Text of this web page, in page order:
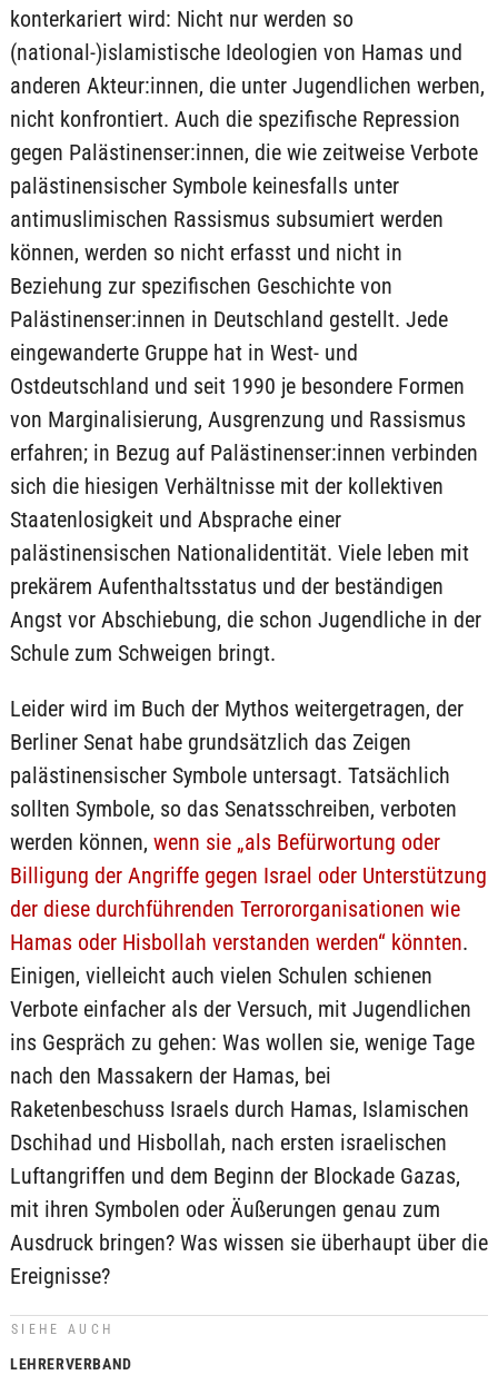
konterkariert wird: Nicht nur werden so
(national-)islamistische Ideologien von Hamas und
anderen Akteur:innen, die unter Jugendlichen werben,
nicht konfrontiert. Auch die spezifische Repression
gegen Palästinenser:innen, die wie zeitweise Verbote
palästinensischer Symbole keinesfalls unter
antimuslimischen Rassismus subsumiert werden
können, werden so nicht erfasst und nicht in
Beziehung zur spezifischen Geschichte von
Palästinenser:innen in Deutschland gestellt. Jede
eingewanderte Gruppe hat in West- und
Ostdeutschland und seit 1990 je besondere Formen
von Marginalisierung, Ausgrenzung und Rassismus
erfahren; in Bezug auf Palästinenser:innen verbinden
sich die hiesigen Verhältnisse mit der kollektiven
Staatenlosigkeit und Absprache einer
palästinensischen Nationalidentität. Viele leben mit
prekärem Aufenthaltsstatus und der beständigen
Angst vor Abschiebung, die schon Jugendliche in der
Schule zum Schweigen bringt.
Leider wird im Buch der Mythos weitergetragen, der
Berliner Senat habe grundsätzlich das Zeigen
palästinensischer Symbole untersagt. Tatsächlich
sollten Symbole, so das Senatsschreiben, verboten
werden können, wenn sie „als Befürwortung oder
Billigung der Angriffe gegen Israel oder Unterstützung
der diese durchführenden Terrororganisationen wie
Hamas oder Hisbollah verstanden werden“ könnten.
Einigen, vielleicht auch vielen Schulen schienen
Verbote einfacher als der Versuch, mit Jugendlichen
ins Gespräch zu gehen: Was wollen sie, wenige Tage
nach den Massakern der Hamas, bei
Raketenbeschuss Israels durch Hamas, Islamischen
Dschihad und Hisbollah, nach ersten israelischen
Luftangriffen und dem Beginn der Blockade Gazas,
mit ihren Symbolen oder Äußerungen genau zum
Ausdruck bringen? Was wissen sie überhaupt über die
Ereignisse?
SIEHE AUCH
LEHRERVERBAND